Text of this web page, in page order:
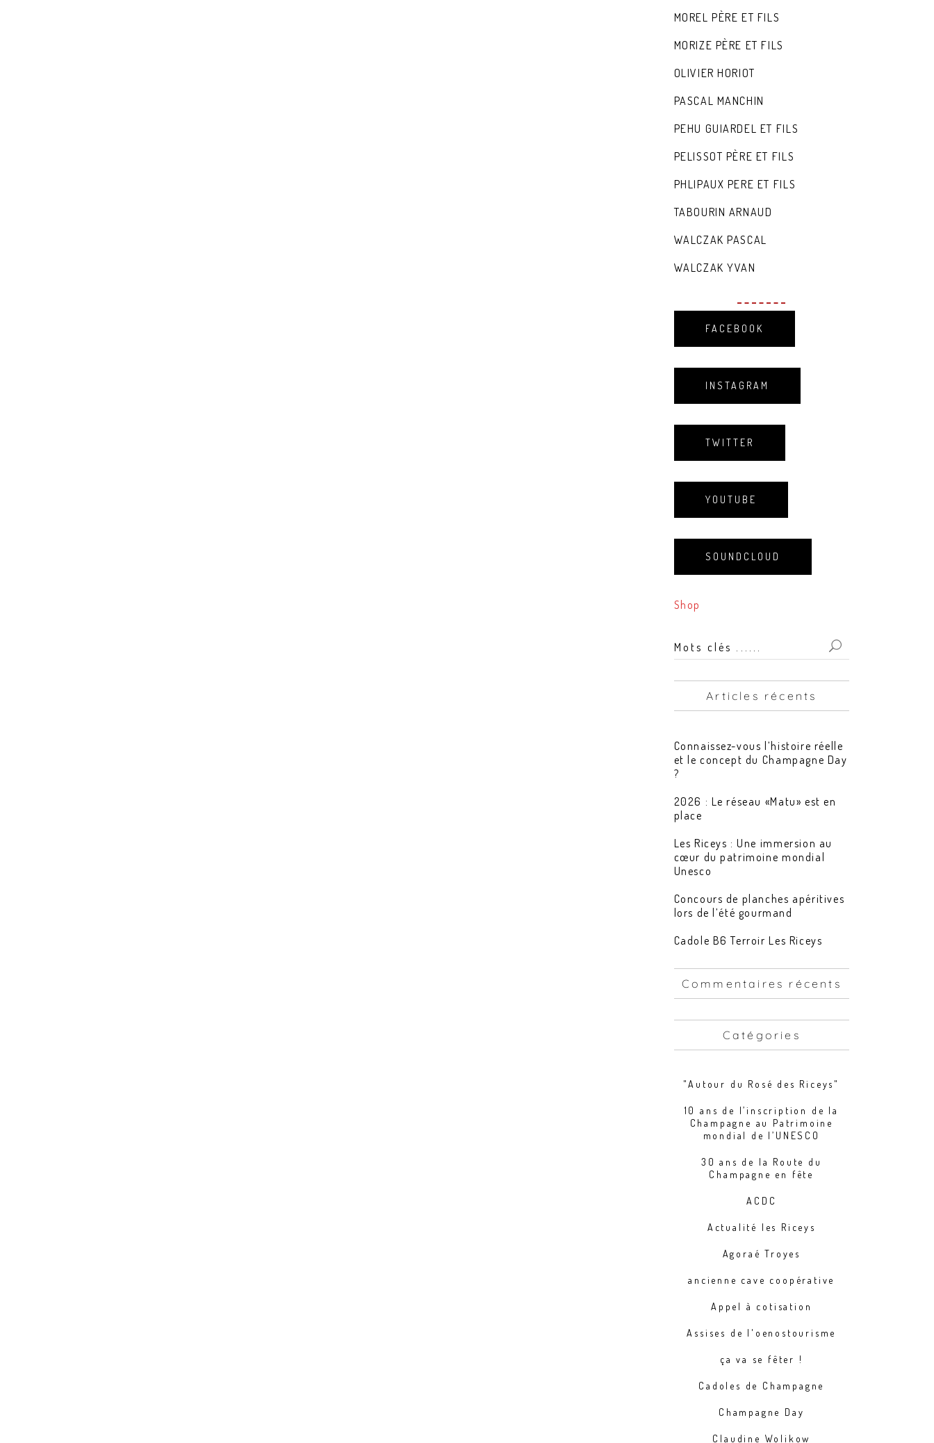
MOREL PÈRE ET FILS
MORIZE PÈRE ET FILS
OLIVIER HORIOT
PASCAL MANCHIN
PEHU GUIARDEL ET FILS
PELISSOT PÈRE ET FILS
PHLIPAUX PERE ET FILS
TABOURIN ARNAUD
WALCZAK PASCAL
WALCZAK YVAN
FACEBOOK
INSTAGRAM
TWITTER
YOUTUBE
SOUNDCLOUD
Shop
Mots
clés
...
Articles récents
Connaissez-vous l’histoire réelle
et le concept du Champagne Day
?
2026 : Le réseau «Matu» est en
place
Les Riceys : Une immersion au
cœur du patrimoine mondial
Unesco
Concours de planches apéritives
lors de l’été gourmand
Cadole B6 Terroir Les Riceys
Commentaires récents
Catégories
"Autour du Rosé des Riceys"
10 ans de l’inscription de la
Champagne au Patrimoine
mondial de l’UNESCO
30 ans de la Route du
Champagne en fête
ACDC
Actualité les Riceys
Agoraé Troyes
ancienne cave coopérative
Appel à cotisation
Assises de l'oenostourisme
ça va se fêter !
Cadoles de Champagne
Champagne Day
Claudine Wolikow